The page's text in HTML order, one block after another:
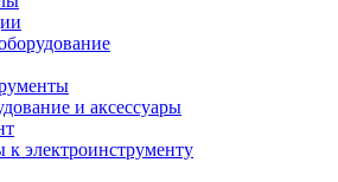
и аксессуары
к электроинструменту